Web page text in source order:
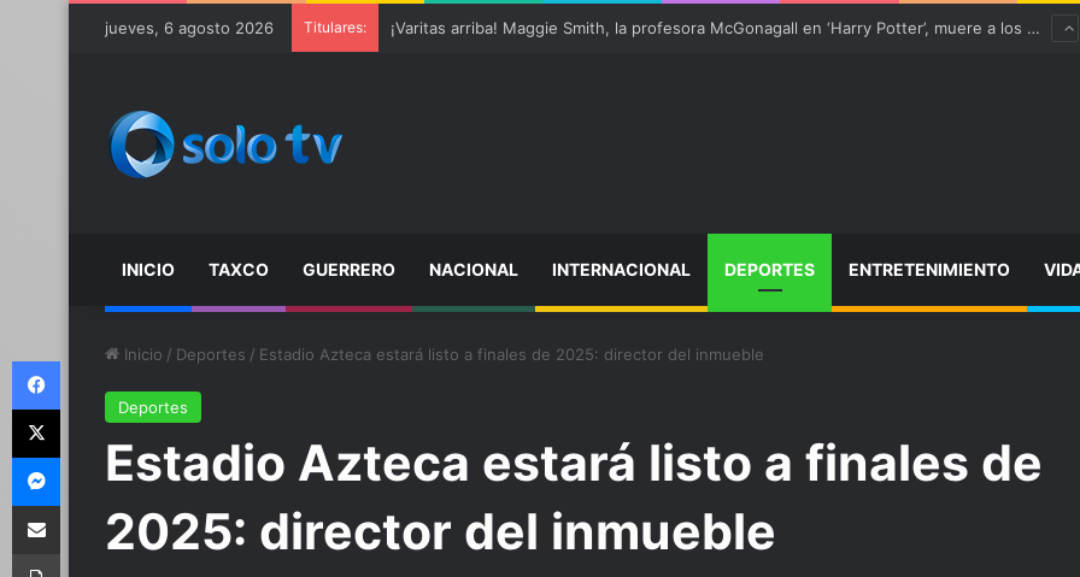
jueves, 6 agosto 2026 Titulares: Ter Stegen operado “satisfactoriamente” de una rotura completa del tendón rotuliano
INICIO TAXCO GUERRERO NACIONAL INTERNACIONAL DEPORTES ENTRETENIMIENTO
Inicio / Deportes / Estadio Azteca estará listo a finales de 2025: director del inmueble
Deportes
Estadio Azteca estará listo a finales de
2025: director del inmueble
Facebook
X
Messenger
Compartir por email
Imprimir